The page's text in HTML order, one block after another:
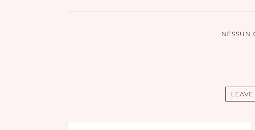
NESSUN